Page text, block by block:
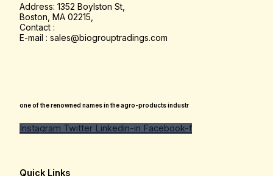
Address: 1352 Boylston St,
Boston, MA 02215,
Contact :
E-mail : sales@biogrouptradings.com
one of the renowned names in the agro-products industr
Instagram Twitter Linkedin-in Facebook-f
Quick Links